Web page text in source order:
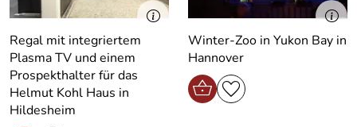
Regal mit integriertem
Plasma TV und einem
Prospekthalter für das
Helmut Kohl Haus in
Hildesheim
Winter-Zoo in Yukon Bay in
Hannover